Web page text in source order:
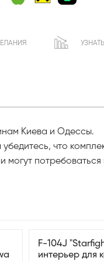
Киева и Одессы.
что
F-104J
интерьер для